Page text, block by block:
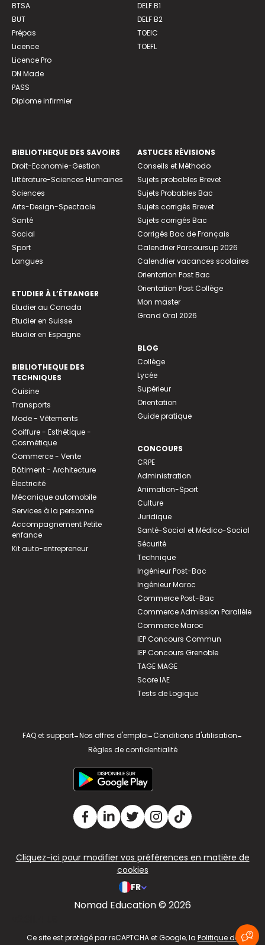
BTSA
BUT
Prépas
Licence
Licence Pro
DN Made
PASS
Diplome infirmier
DELF B1
DELF B2
TOEIC
TOEFL
BIBLIOTHEQUE DES SAVOIRS
Droit-Economie-Gestion
Littérature-Sciences Humaines
Sciences
Arts-Design-Spectacle
Santé
Social
Sport
Langues
ETUDIER À L’ÉTRANGER
Etudier au Canada
Etudier en Suisse
Etudier en Espagne
BIBLIOTHEQUE DES
TECHNIQUES
Cuisine
Transports
Mode - Vêtements
Coiffure - Esthétique -
Cosmétique
Commerce - Vente
Bâtiment - Architecture
Électricité
Mécanique automobile
Services à la personne
Accompagnement Petite
enfance
Kit auto-entrepreneur
ASTUCES RÉVISIONS
Conseils et Méthodo
Sujets probables Brevet
Sujets Probables Bac
Sujets corrigés Brevet
Sujets corrigés Bac
Corrigés Bac de Français
Calendrier Parcoursup 2026
Calendrier vacances scolaires
Orientation Post Bac
Orientation Post Collège
Mon master
Grand Oral 2026
BLOG
Collège
Lycée
Supérieur
Orientation
Guide pratique
CONCOURS
CRPE
Administration
Animation-Sport
Culture
Juridique
Santé-Social et Médico-Social
Sécurité
Technique
Ingénieur Post-Bac
Ingénieur Maroc
Commerce Post-Bac
Commerce Admission Parallèle
Commerce Maroc
IEP Concours Commun
IEP Concours Grenoble
TAGE MAGE
Score IAE
Tests de Logique
FAQ et support-Nos offres d'emploi-Conditions d'utilisation-
Règles de confidentialité
Cliquez-ici pour modifier vos préférences en matière de
cookies
FR
Nomad Education © 2026
Ce site est protégé par reCAPTCHA et Google, la Politique de